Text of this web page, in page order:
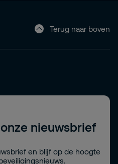
Terug naar boven
nieuwsbrief
en blijf op de hoogte